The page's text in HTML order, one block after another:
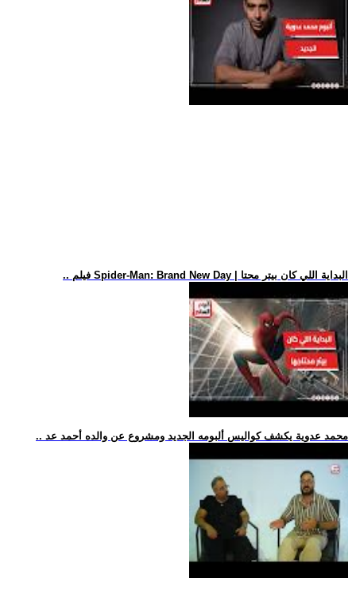
.. فيلم Spider-Man: Brand New Day | البداية اللي كان بيتر محتا
.. محمد عدوية يكشف كواليس ألبومه الجديد ومشروع عن والده أحمد عد